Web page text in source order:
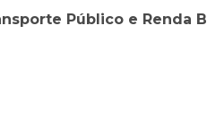
Público e Renda